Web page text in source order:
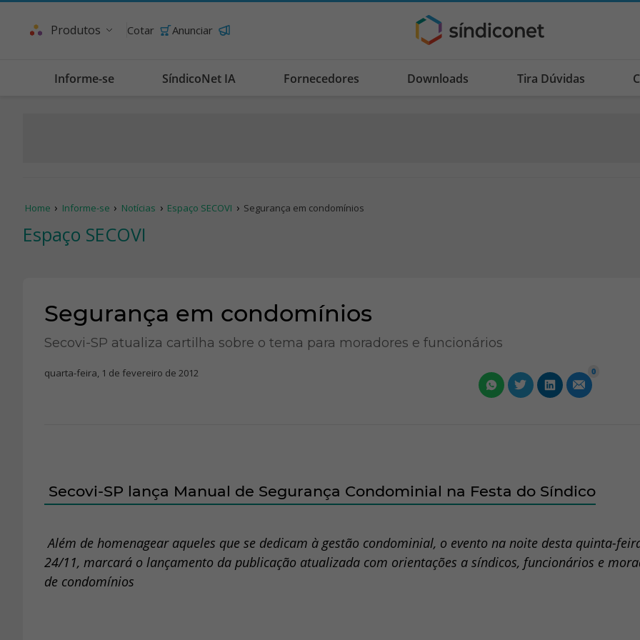
Produtos Cotar Anunciar
Informe-se SíndicoNet IA Fornecedores Downloads Tira Dúvidas
Home Informe-se Notícias Espaço SECOVI Segurança em condomínios
Espaço SECOVI
Segurança em condomínios
Secovi-SP atualiza cartilha sobre o tema para moradores e funcionários
quarta-feira, 1 de fevereiro de 2012 0
Secovi-SP lança Manual de Segurança Condominial na Festa do Síndico
Além de homenagear aqueles que se dedicam à gestão condominial, o evento na noite desta quinta-
24/11, marcará o lançamento da publicação atualizada com orientações a síndicos, funcionários e
de condomínios